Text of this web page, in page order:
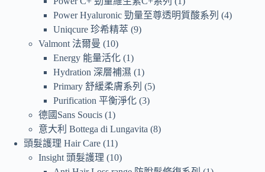
Power Hyaluronic 勁量至尊透明質酸系列
4
Uniqcure 珍希精萃 9
Valmont 法爾曼
10
Energy 能量活化 1
Hydration 深層補濕
1
Primary 舒緩柔膚系列
5
Purification 平衡淨化 3
德國Sans Soucis 1
意大利 Bottega di Lungavita 8
頭髮護理 Hair Care 11
Insight 頭髮護理
10